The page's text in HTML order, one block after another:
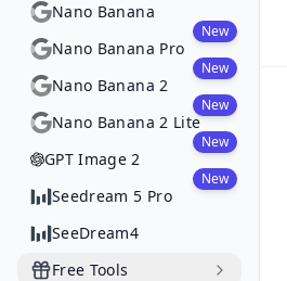
Nano Banana
Nano Banana Pro
New
Nano Banana 2
New
Nano Banana 2 Lite
New
GPT Image 2
New
Seedream 5 Pro
New
SeeDream4
Free Tools